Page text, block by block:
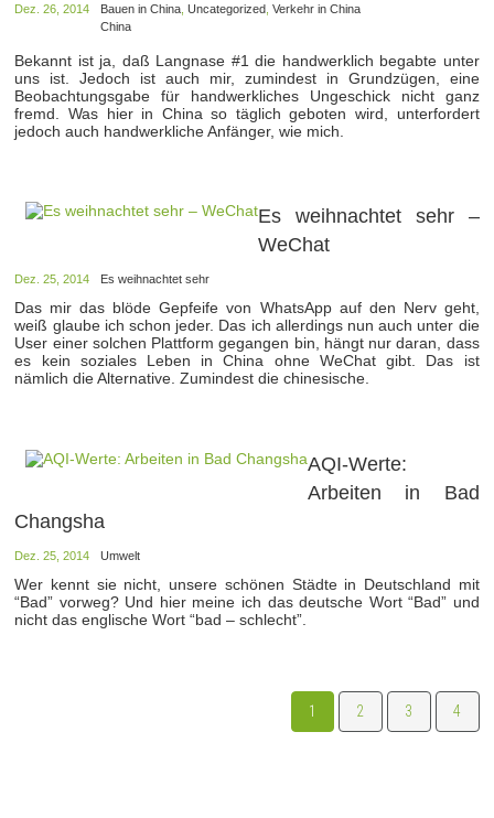
Dez. 26, 2014 Bauen in China ,Uncategorized ,Verkehr in China
China
Bekannt ist ja, daß Langnase #1 die handwerklich begabte unter
uns ist. Jedoch ist auch mir, zumindest in Grundzügen, eine
Beobachtungsgabe für handwerkliches Ungeschick nicht ganz
fremd. Was hier in China so täglich geboten wird, unterfordert
jedoch auch handwerkliche Anfänger, wie mich.
Es weihnachtet sehr –
WeChat
Dez. 25, 2014 Es weihnachtet sehr
Das mir das blöde Gepfeife von WhatsApp auf den Nerv geht,
weiß glaube ich schon jeder. Das ich allerdings nun auch unter die
User einer solchen Plattform gegangen bin, hängt nur daran, dass
es kein soziales Leben in China ohne WeChat gibt. Das ist
nämlich die Alternative. Zumindest die chinesische.
AQI-Werte:
Arbeiten in Bad
Changsha
Dez. 25, 2014 Umwelt
Wer kennt sie nicht, unsere schönen Städte in Deutschland mit
“Bad” vorweg? Und hier meine ich das deutsche Wort “Bad” und
nicht das englische Wort “bad – schlecht”.
1 2 3 4